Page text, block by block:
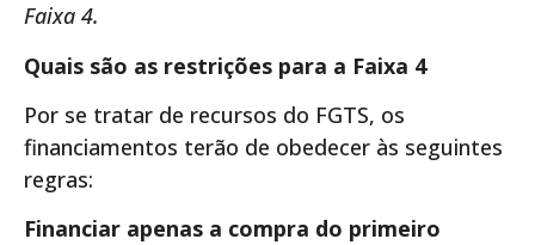
Faixa 4.
Quais são as restrições para a Faixa 4
Por se tratar de recursos do FGTS, os
financiamentos terão de obedecer às seguintes
regras:
Financiar apenas a compra do primeiro